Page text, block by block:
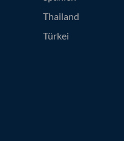
Thailand
Türkei